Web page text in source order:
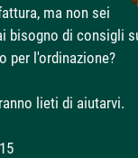
ma non sei
bisogno di consigli
per l'ordinazione?
lieti di aiutarvi.